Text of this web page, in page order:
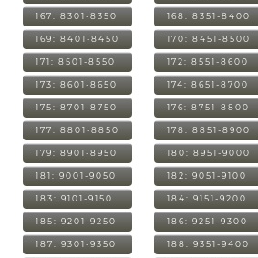
167: 8301-8350 168: 8351-8400
169: 8401-8450 170: 8451-8500
171: 8501-8550 172: 8551-8600
173: 8601-8650 174: 8651-8700
175: 8701-8750 176: 8751-8800
177: 8801-8850 178: 8851-8900
179: 8901-8950 180: 8951-9000
181: 9001-9050 182: 9051-9100
183: 9101-9150 184: 9151-9200
185: 9201-9250 186: 9251-9300
187: 9301-9350 188: 9351-9400